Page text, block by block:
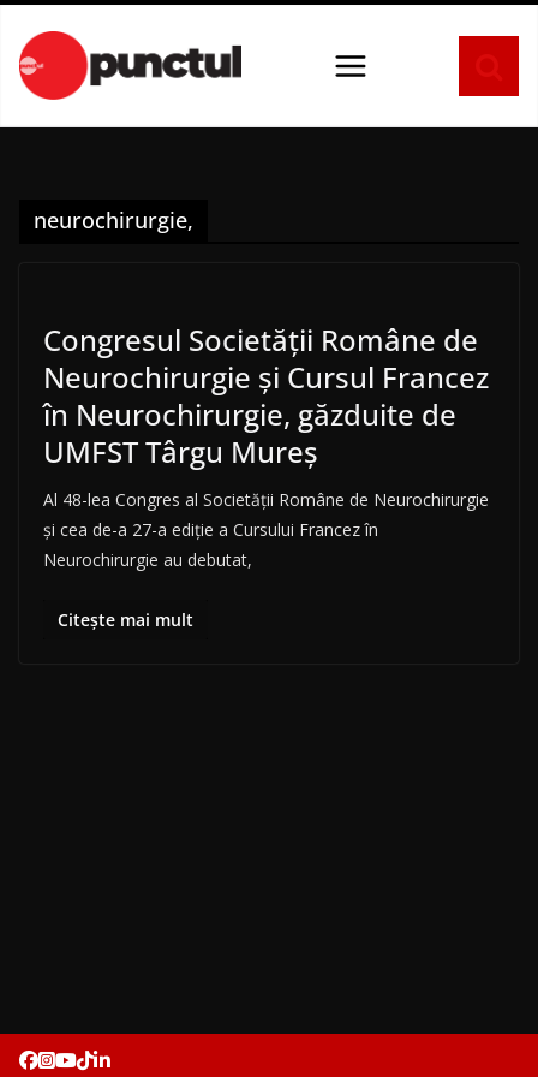
conținut
neurochirurgie,
Congresul Societăţii Române de
Neurochirurgie şi Cursul Francez
în Neurochirurgie, găzduite de
UMFST Târgu Mureş
Al 48-lea Congres al Societăţii Române de Neurochirurgie
şi cea de-a 27-a ediţie a Cursului Francez în
Neurochirurgie au debutat,
Citește mai mult